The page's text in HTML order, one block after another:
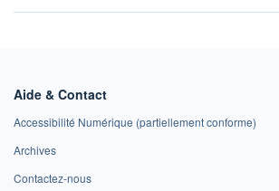
Aide & Contact
Accessibilité Numérique (partiellement conforme)
Archives
Contactez-nous